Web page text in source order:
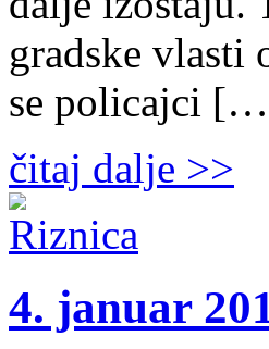
gradske vlasti
se policajci
čitaj dalje >>
4. januar